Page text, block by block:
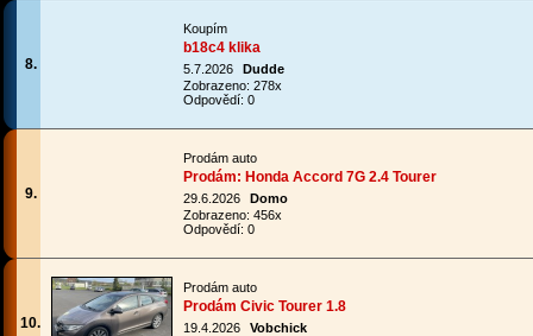
8.
Koupím
b18c4 klika
5.7.2026
Dudde
Zobrazeno: 278x
Odpovědí: 0
9.
Prodám auto
Prodám: Honda Accord 7G 2.4 Tourer
29.6.2026
Domo
Zobrazeno: 456x
Odpovědí: 0
10.
Prodám auto
Prodám Civic Tourer 1.8
19.4.2026
Vobchick